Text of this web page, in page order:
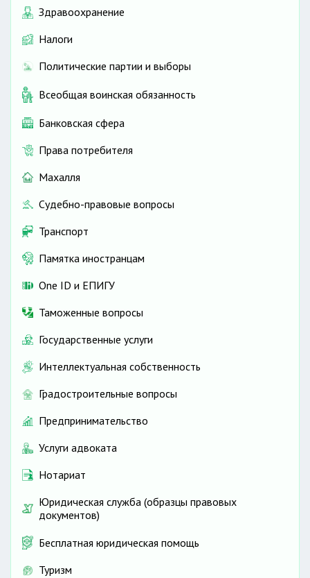
Здравоохранение
Налоги
Политические партии и выборы
Всеобщая воинская обязанность
Банковская сфера
Права потребителя
Махалля
Судебно-правовые вопросы
Транспорт
Памятка иностранцам
One ID и ЕПИГУ
Таможенные вопросы
Государственные услуги
Интеллектуальная собственность
Градостроительные вопросы
Предпринимательство
Услуги адвоката
Нотариат
Юридическая служба (образцы правовых
документов)
Бесплатная юридическая помощь
Туризм